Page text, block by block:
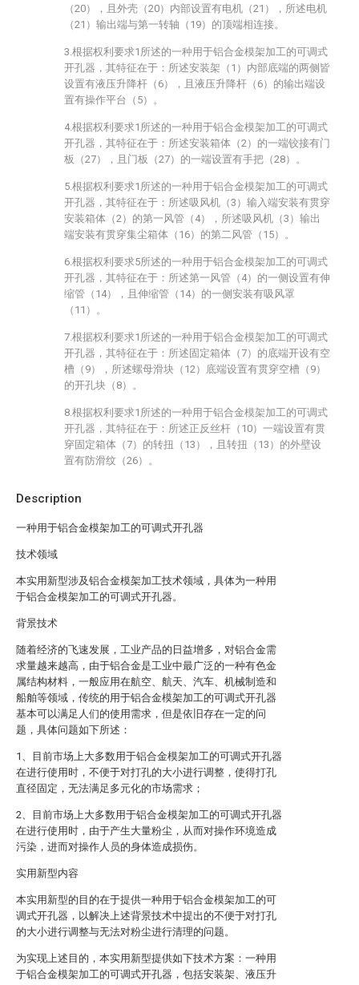
Description
一种用于铝合金模架加工的可调式开孔器
技术领域
本实用新型涉及铝合金模架加工技术领域，具体为一种用
于铝合金模架加工的可调式开孔器。
背景技术
随着经济的飞速发展，工业产品的日益增多，对铝合金需
求量越来越高，由于铝合金是工业中最广泛的一种有色金
属结构材料，一般应用在航空、航天、汽车、机械制造和
船舶等领域，传统的用于铝合金模架加工的可调式开孔器
基本可以满足人们的使用需求，但是依旧存在一定的问
题，具体问题如下所述：
1、目前市场上大多数用于铝合金模架加工的可调式开孔器
在进行使用时，不便于对打孔的大小进行调整，使得打孔
直径固定，无法满足多元化的市场需求；
2、目前市场上大多数用于铝合金模架加工的可调式开孔器
在进行使用时，由于产生大量粉尘，从而对操作环境造成
污染，进而对操作人员的身体造成损伤。
实用新型内容
本实用新型的目的在于提供一种用于铝合金模架加工的可
调式开孔器，以解决上述背景技术中提出的不便于对打孔
的大小进行调整与无法对粉尘进行清理的问题。
为实现上述目的，本实用新型提供如下技术方案：一种用
于铝合金模架加工的可调式开孔器，包括安装架、液压升
（20），且外壳（20）内部设置有电机（21），所述电机
（21）输出端与第一转轴（19）的顶端相连接。
3.根据权利要求1所述的一种用于铝合金模架加工的可调式
开孔器，其特征在于：所述安装架（1）内部底端的两侧皆
设置有液压升降杆（6），且液压升降杆（6）的输出端设
置有操作平台（5）。
4.根据权利要求1所述的一种用于铝合金模架加工的可调式
开孔器，其特征在于：所述安装箱体（2）的一端铰接有门
板（27），且门板（27）的一端设置有手把（28）。
5.根据权利要求1所述的一种用于铝合金模架加工的可调式
开孔器，其特征在于：所述吸风机（3）输入端安装有贯穿
安装箱体（2）的第一风管（4），所述吸风机（3）输出
端安装有贯穿集尘箱体（16）的第二风管（15）。
6.根据权利要求5所述的一种用于铝合金模架加工的可调式
开孔器，其特征在于：所述第一风管（4）的一侧设置有伸
缩管（14），且伸缩管（14）的一侧安装有吸风罩
（11）。
7.根据权利要求1所述的一种用于铝合金模架加工的可调式
开孔器，其特征在于：所述固定箱体（7）的底端开设有空
槽（9），所述螺母滑块（12）底端设置有贯穿空槽（9）
的开孔块（8）。
8.根据权利要求1所述的一种用于铝合金模架加工的可调式
开孔器，其特征在于：所述正反丝杆（10）一端设置有贯
穿固定箱体（7）的转扭（13），且转扭（13）的外壁设
置有防滑纹（26）。